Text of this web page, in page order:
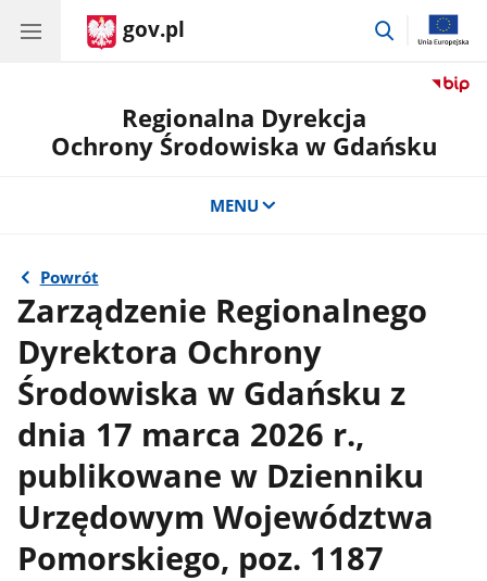
gov.pl
przejdź
Regionalna Dyrekcja
Ochrony Środowiska w Gdańsku
MENU
Powrót
Zarządzenie Regionalnego
Dyrektora Ochrony
Środowiska w Gdańsku z
dnia 17 marca 2026 r.,
publikowane w Dzienniku
Urzędowym Województwa
Pomorskiego, poz. 1187